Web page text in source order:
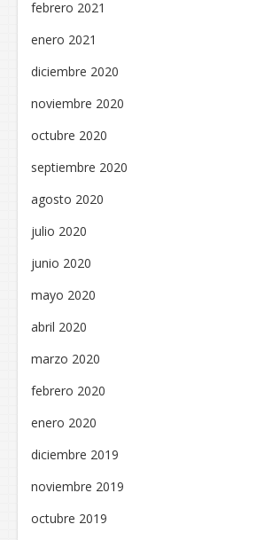
febrero 2021
enero 2021
diciembre 2020
noviembre 2020
octubre 2020
septiembre 2020
agosto 2020
julio 2020
junio 2020
mayo 2020
abril 2020
marzo 2020
febrero 2020
enero 2020
diciembre 2019
noviembre 2019
octubre 2019